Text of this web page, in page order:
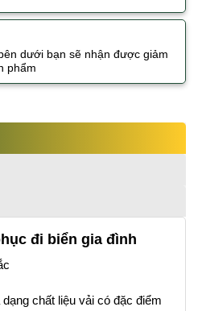
dưới bạn sẽ nhận được giảm
phẩm
đi biển gia đình
chất liệu vải có đặc điểm